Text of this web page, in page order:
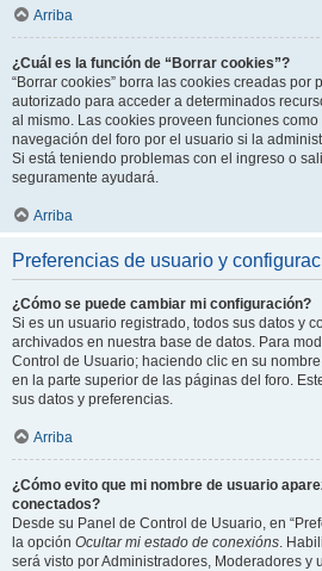
Arriba
¿Cuál es la función de “Borrar cookies”?
“Borrar cookies” borra las cookies creadas por
autorizado para acceder a determinados
al mismo. Las cookies proveen funciones
navegación del foro por el usuario si la
Si está teniendo problemas con el ingreso o
seguramente ayudará.
Arriba
Preferencias de usuario y
¿Cómo se puede cambiar mi configuración?
Si es un usuario registrado, todos sus datos y
archivados en nuestra base de datos. Para
Control de Usuario; haciendo clic en su
en la parte superior de las páginas del foro.
sus datos y preferencias.
Arriba
¿Cómo evito que mi nombre de usuario
conectados?
Desde su Panel de Control de Usuario, en
la opción Ocultar mi estado de conexións.
será visto por Administradores, Moderadores y